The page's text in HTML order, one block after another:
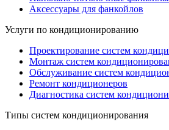
Аксессуары для фанкойлов
Услуги по кондиционированию
Проектирование систем
Монтаж систем
Обслуживание систем
Ремонт кондиционеров
Диагностика систем
Типы систем кондиционирования